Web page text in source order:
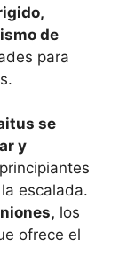
de
para
se
y
escalada.
los
ofrece el